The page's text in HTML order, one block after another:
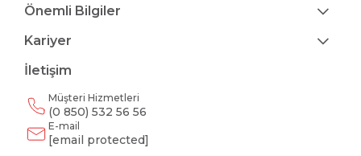
Önemli Bilgiler
Kariyer
İletişim
Müşteri Hizmetleri
(0 850) 532 56 56
E-mail
[email protected]